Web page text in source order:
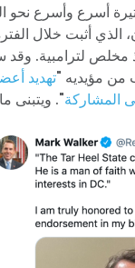
أسرع وأسرع
الذي أثبت خلال
مخلص لترامبية.
من مؤيديه "تهديد
المشاركة